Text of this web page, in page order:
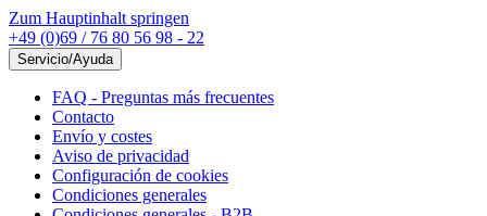
Zum Hauptinhalt springen
+49 (0)69 / 76 80 56 98 - 22
Servicio/Ayuda
FAQ - Preguntas más frecuentes
Contacto
Envío y costes
Aviso de privacidad
Configuración de cookies
Condiciones generales